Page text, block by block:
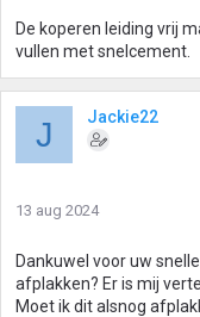
De koperen leiding vrij
vullen met snelcement.
J Jackie22
13 aug 2024
Dankuwel voor uw
afplakken? Er is mij
Moet ik dit alsnog